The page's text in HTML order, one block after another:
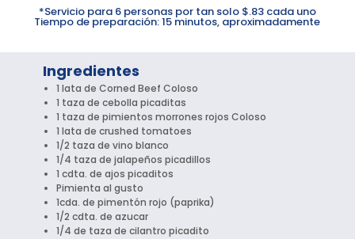
*Servicio para 6 personas por tan solo $.83 cada uno
Tiempo de preparación: 15 minutos, aproximadamente
Ingredientes
1 lata de Corned Beef Coloso
1 taza de cebolla picaditas
1 taza de pimientos morrones rojos Coloso
1 lata de crushed tomatoes
1/2 taza de vino blanco
1/4 taza de jalapeños picadillos
1 cdta. de ajos picaditos
Pimienta al gusto
1cda. de pimentón rojo (paprika)
1/2 cdta. de azucar
1/4 de taza de cilantro picadito